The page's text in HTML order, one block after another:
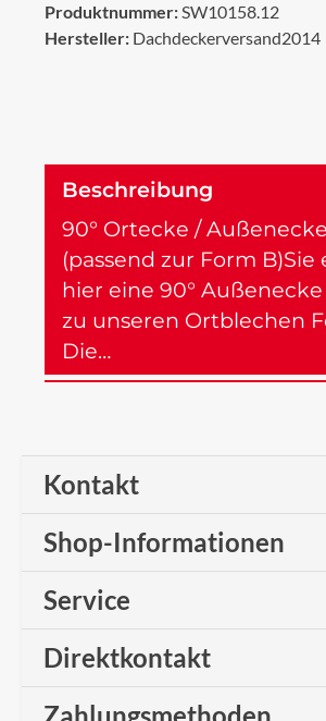
Produktnummer:SW10158.12
Hersteller: Dachdeckerversand2014
Beschreibung
90° Ortecke / Außenecke
(passend zur Form B)Sie
hier eine 90°
zu unseren Ortblechen
Die…
Kontakt
Shop-Informationen
Service
Direktkontakt